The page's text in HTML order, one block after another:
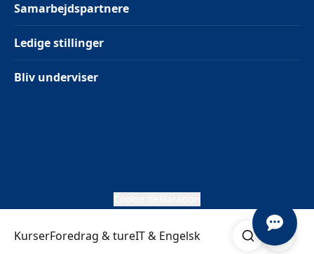
KurserForedrag & tureIT & Engelsk Søg Åben
Samarbejdspartnere
Ledige stillinger
Bliv underviser